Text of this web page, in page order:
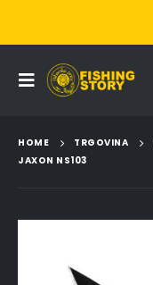
HOME TRGOVINA
JAXON NS103